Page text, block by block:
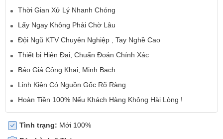
Thời Gian Xử Lý Nhanh Chóng
Lấy Ngay Không Phải Chờ Lâu
Đội Ngũ KTV Chuyên Nghiệp , Tay Nghề Cao
Thiết bị Hiện Đại, Chuẩn Đoán Chính Xác
Báo Giá Công Khai, Minh Bạch
Linh Kiện Có Nguồn Gốc Rõ Ràng
Hoàn Tiền 100% Nếu Khách Hàng Không Hài Lòng !
Tình trạng: Mới 100%